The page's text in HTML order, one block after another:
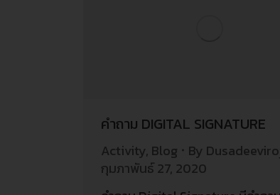
คำถาม DIGITAL SIGNATURE
Activity, Blog By
กุมภาพันธ์ 27, 2020